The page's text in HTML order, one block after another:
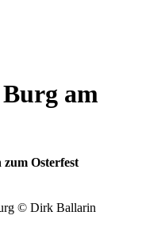
am
Osterfest
© Dirk Ballarin